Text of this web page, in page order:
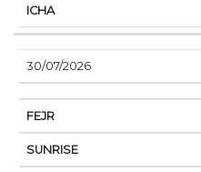
30/07/2026